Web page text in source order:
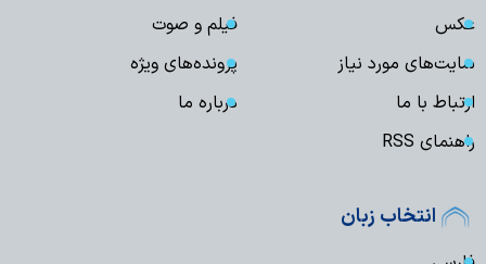
عکس
فیلم و صوت
سایت‌های مورد نیاز
پرونده‌های ویژه
ارتباط با ما
درباره ما
راهنمای RSS
انتخاب زبان